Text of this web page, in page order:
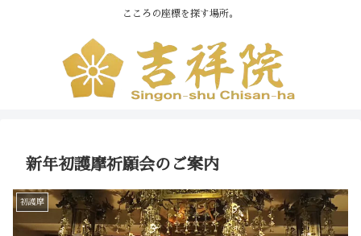
こころの座標を探す場所。
新年初護摩祈願会のご案内
初護摩